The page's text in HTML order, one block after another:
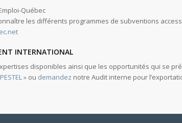
Québec
les différents programmes de subventions
INTERNATIONAL
disponibles ainsi que les opportunités qui se
» ou demandez notre Audit interne pour